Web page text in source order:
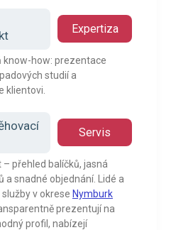
Expertiza
know-how: prezentace
studií a
klientovi.
Servis
– přehled balíčků, jasná
a snadné objednání. Lidé a
v okrese Nymburk
prezentují na
profil, nabízejí